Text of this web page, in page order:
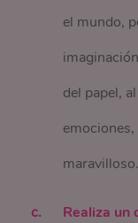
el mundo,
del papel,
maravilloso.
Realiza un